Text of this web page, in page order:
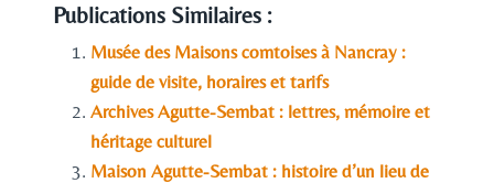
Publications Similaires :
Musée des Maisons comtoises à Nancray :
guide de visite, horaires et tarifs
Archives Agutte-Sembat : lettres, mémoire et
héritage culturel
Maison Agutte-Sembat : histoire d’un lieu de